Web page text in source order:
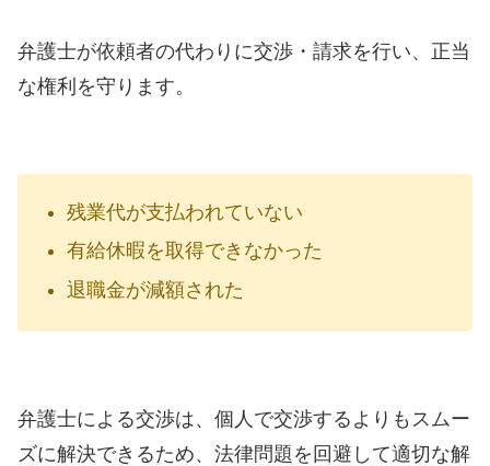
弁護士が依頼者の代わりに交渉・請求を行い、正当
な権利を守ります。
残業代が支払われていない
有給休暇を取得できなかった
退職金が減額された
弁護士による交渉は、個人で交渉するよりもスムー
ズに解決できるため、法律問題を回避して適切な解